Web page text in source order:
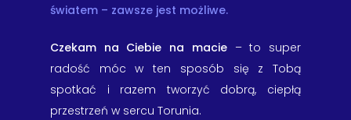
światem – zawsze jest możliwe.
Czekam na Ciebie na macie– to super
radość móc w ten sposób się z Tobą
spotkać i razem tworzyć dobrą, ciepłą
przestrzeń w sercu Torunia.